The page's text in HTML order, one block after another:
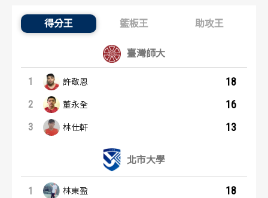
得分王 籃板王 助攻王
得分王：內容起點
臺灣師大
1 許敬恩 18
2 董永全 16
3 林仕軒 13
北市大學
1 林東盈 18